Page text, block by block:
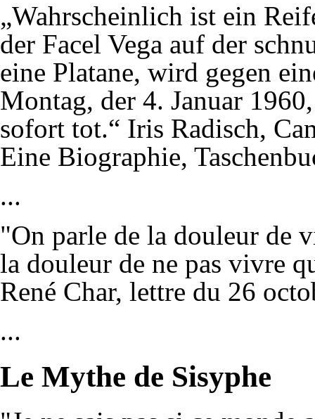
„Wahrscheinlich ist ein
der Facel Vega auf der
eine Platane, wird gegen
Montag, der 4. Januar
sofort tot.“ Iris Radisch,
Eine Biographie,
...
"On parle de la douleur de
la douleur de ne pas vivre
René Char, lettre du 26
...
Le Mythe de Sisyphe